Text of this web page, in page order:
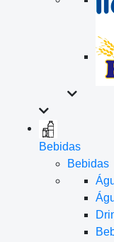
Bebidas
Bebidas